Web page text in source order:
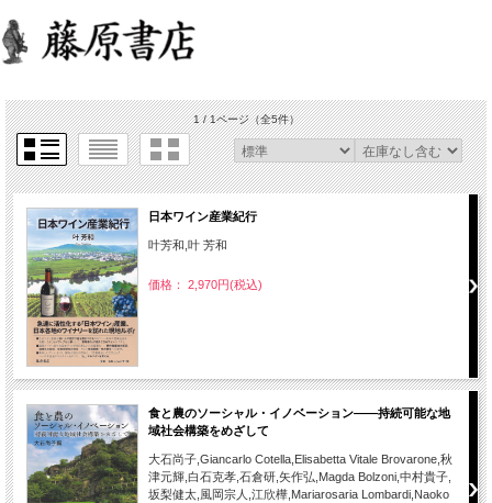
1 / 1ページ（全5件）
日本ワイン産業紀行
叶芳和,叶 芳和
価格： 2,970円(税込)
食と農のソーシャル・イノベーション――持続可能な地
域社会構築をめざして
大石尚子,Giancarlo Cotella,Elisabetta Vitale Brovarone,秋
津元輝,白石克孝,石倉研,矢作弘,Magda Bolzoni,中村貴子,
坂梨健太,風岡宗人,江欣樺,Mariarosaria Lombardi,Naoko